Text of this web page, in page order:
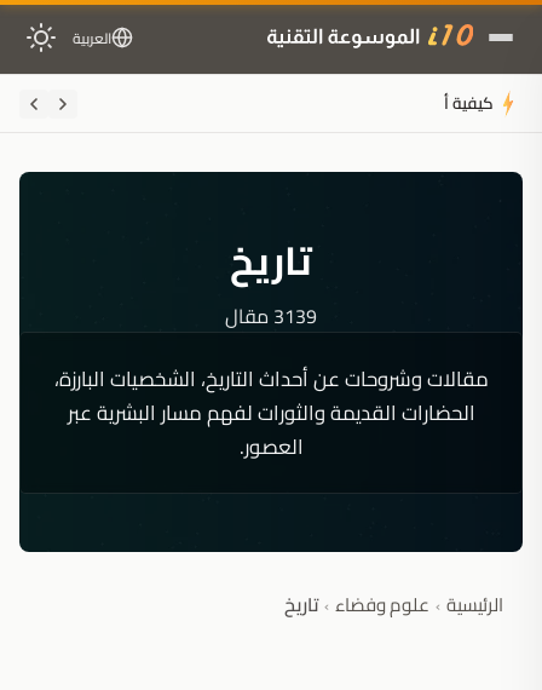
العربية
كيفية أتمتة حل الحوادث التقنية باستخدام أداة AWS D
تاريخ
3139 مقال
مقالات وشروحات عن أحداث التاريخ، الشخصيات البارزة،
الحضارات القديمة والثورات لفهم مسار البشرية عبر
العصور.
الرئيسية › علوم وفضاء ›تاريخ